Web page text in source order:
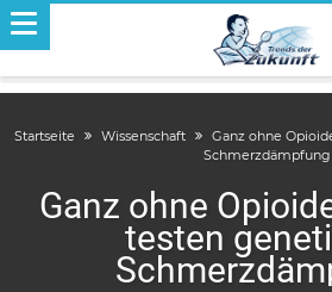
Startseite Wissenschaft
Ganz ohne
Schmerzdämpfung
Ganz ohne
testen